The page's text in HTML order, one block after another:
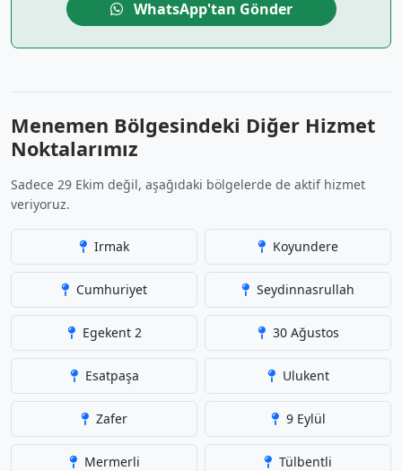
WhatsApp'tan Gönder
Menemen Bölgesindeki Diğer Hizmet
Noktalarımız
Sadece 29 Ekim değil, aşağıdaki bölgelerde de aktif hizmet
veriyoruz.
Irmak Koyundere
Cumhuriyet Seydinnasrullah
Egekent 2 30 Ağustos
Esatpaşa Ulukent
Zafer 9 Eylül
Mermerli Tülbentli